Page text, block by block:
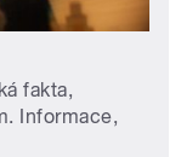
fakta,
Informace,